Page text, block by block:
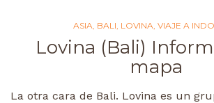
ASIA BALI LOVINA VIAJE A
Lovina (Bali)
mapa
La otra cara de Bali. Lovina es un